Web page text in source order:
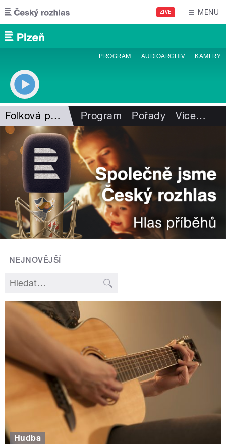
Přejít k hlavnímu obsahu
ŽIVĚ MENU
PROGRAM AUDIOARCHIV KAMERY
Folková pohlazení Program Pořady Více…
NEJNOVĚJŠÍ
Hudba